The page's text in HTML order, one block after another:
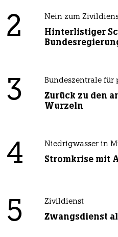
2 Nein zum
Hinterlistiger
3 Bundeszentrale
Zurück zu den
Wurzeln
4 Niedrigwasser in
Stromkrise mit
5 Zivildienst
Zwangsdienst